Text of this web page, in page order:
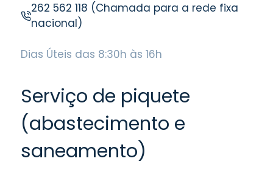
262 562 118 (Chamada para a rede fixa
nacional)
Dias Úteis das 8:30h às 16h
Serviço de piquete
(abastecimento e
saneamento)